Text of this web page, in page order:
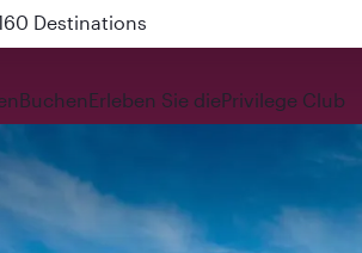
QR914 and QR915
BuchenErleben Sie diePrivilege Club